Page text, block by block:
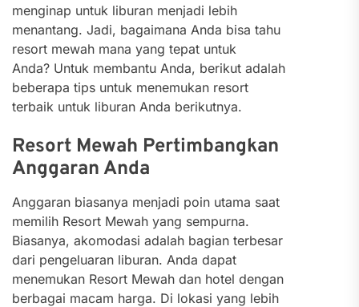
menginap untuk liburan menjadi lebih
menantang. Jadi, bagaimana Anda bisa tahu
resort mewah mana yang tepat untuk
Anda? Untuk membantu Anda, berikut adalah
beberapa tips untuk menemukan resort
terbaik untuk liburan Anda berikutnya.
Resort Mewah Pertimbangkan
Anggaran Anda
Anggaran biasanya menjadi poin utama saat
memilih Resort Mewah yang sempurna.
Biasanya, akomodasi adalah bagian terbesar
dari pengeluaran liburan. Anda dapat
menemukan Resort Mewah dan hotel dengan
berbagai macam harga. Di lokasi yang lebih